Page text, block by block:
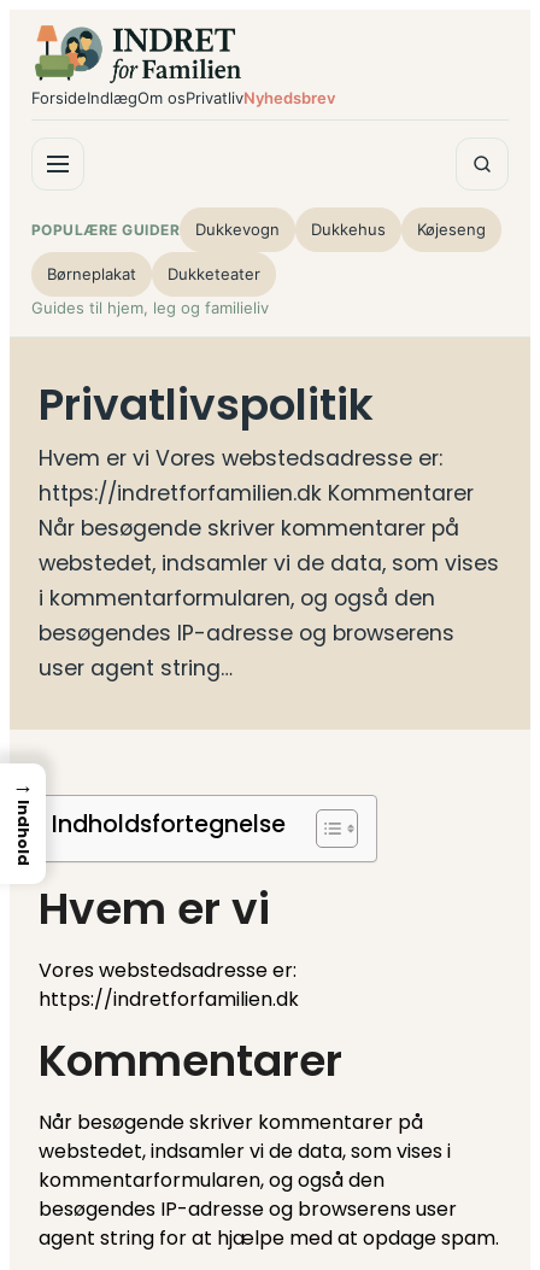
Spring
indhold
ForsideIndlægOm osPrivatlivNyhedsbrev
POPULÆRE GUIDER Dukkevogn Dukkehus Køjeseng
Børneplakat
Dukketeater
Guides til hjem, leg og familieliv
Privatlivspolitik
Hvem er vi Vores webstedsadresse er:
https://indretforfamilien.dk Kommentarer
Når besøgende skriver kommentarer på
webstedet, indsamler vi de data, som vises
i kommentarformularen, og også den
besøgendes IP-adresse og browserens
user agent string…
Indholdsfortegnelse
Hvem er vi
Vores webstedsadresse er:
https://indretforfamilien.dk
Kommentarer
Når besøgende skriver kommentarer på
webstedet, indsamler vi de data, som vises i
kommentarformularen, og også den
besøgendes IP-adresse og browserens user
agent string for at hjælpe med at opdage spam.
→
Indhold